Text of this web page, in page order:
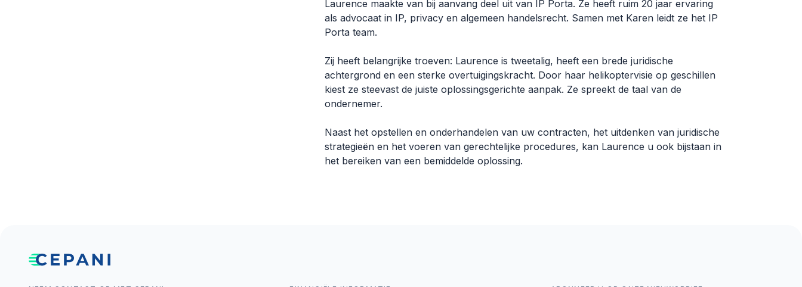
Laurence maakte van bij aanvang deel uit van IP Porta. Ze heeft ruim 20 jaar ervaring
als advocaat in IP, privacy en algemeen handelsrecht. Samen met Karen leidt ze het IP
Porta team.
Zij heeft belangrijke troeven: Laurence is tweetalig, heeft een brede juridische
achtergrond en een sterke overtuigingskracht. Door haar helikoptervisie op geschillen
kiest ze steevast de juiste oplossingsgerichte aanpak. Ze spreekt de taal van de
ondernemer.
Naast het opstellen en onderhandelen van uw contracten, het uitdenken van juridische
strategieën en het voeren van gerechtelijke procedures, kan Laurence u ook bijstaan in
het bereiken van een bemiddelde oplossing.